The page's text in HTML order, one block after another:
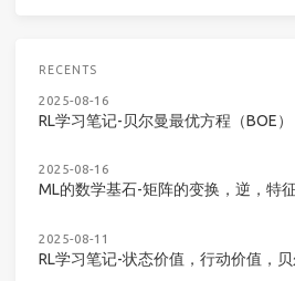
RECENTS
2025-08-16
RL学习笔记-贝尔曼最优方程（BOE）
2025-08-16
ML的数学基石-矩阵的变换，逆，特
2025-08-11
RL学习笔记-状态价值，行动价值，